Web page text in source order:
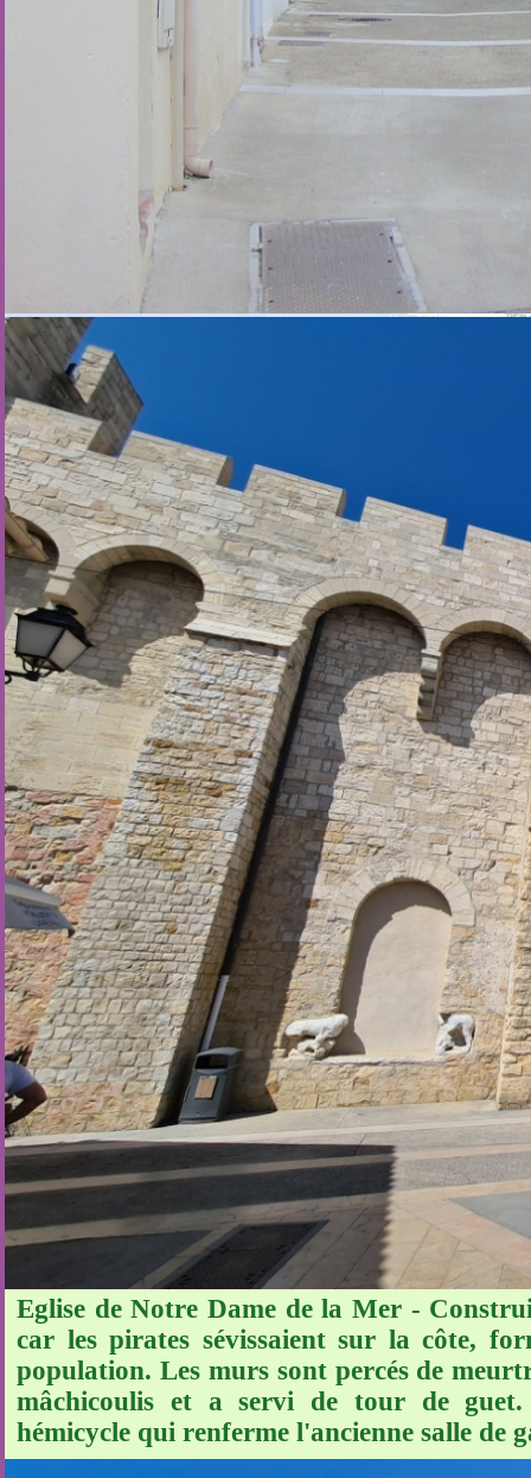
Eglise de Notre Dame de la Mer -
car les pirates sévissaient sur la côte,
population. Les murs sont percés de
mâchicoulis et a servi de tour de guet.
hémicycle qui renferme l'ancienne salle de